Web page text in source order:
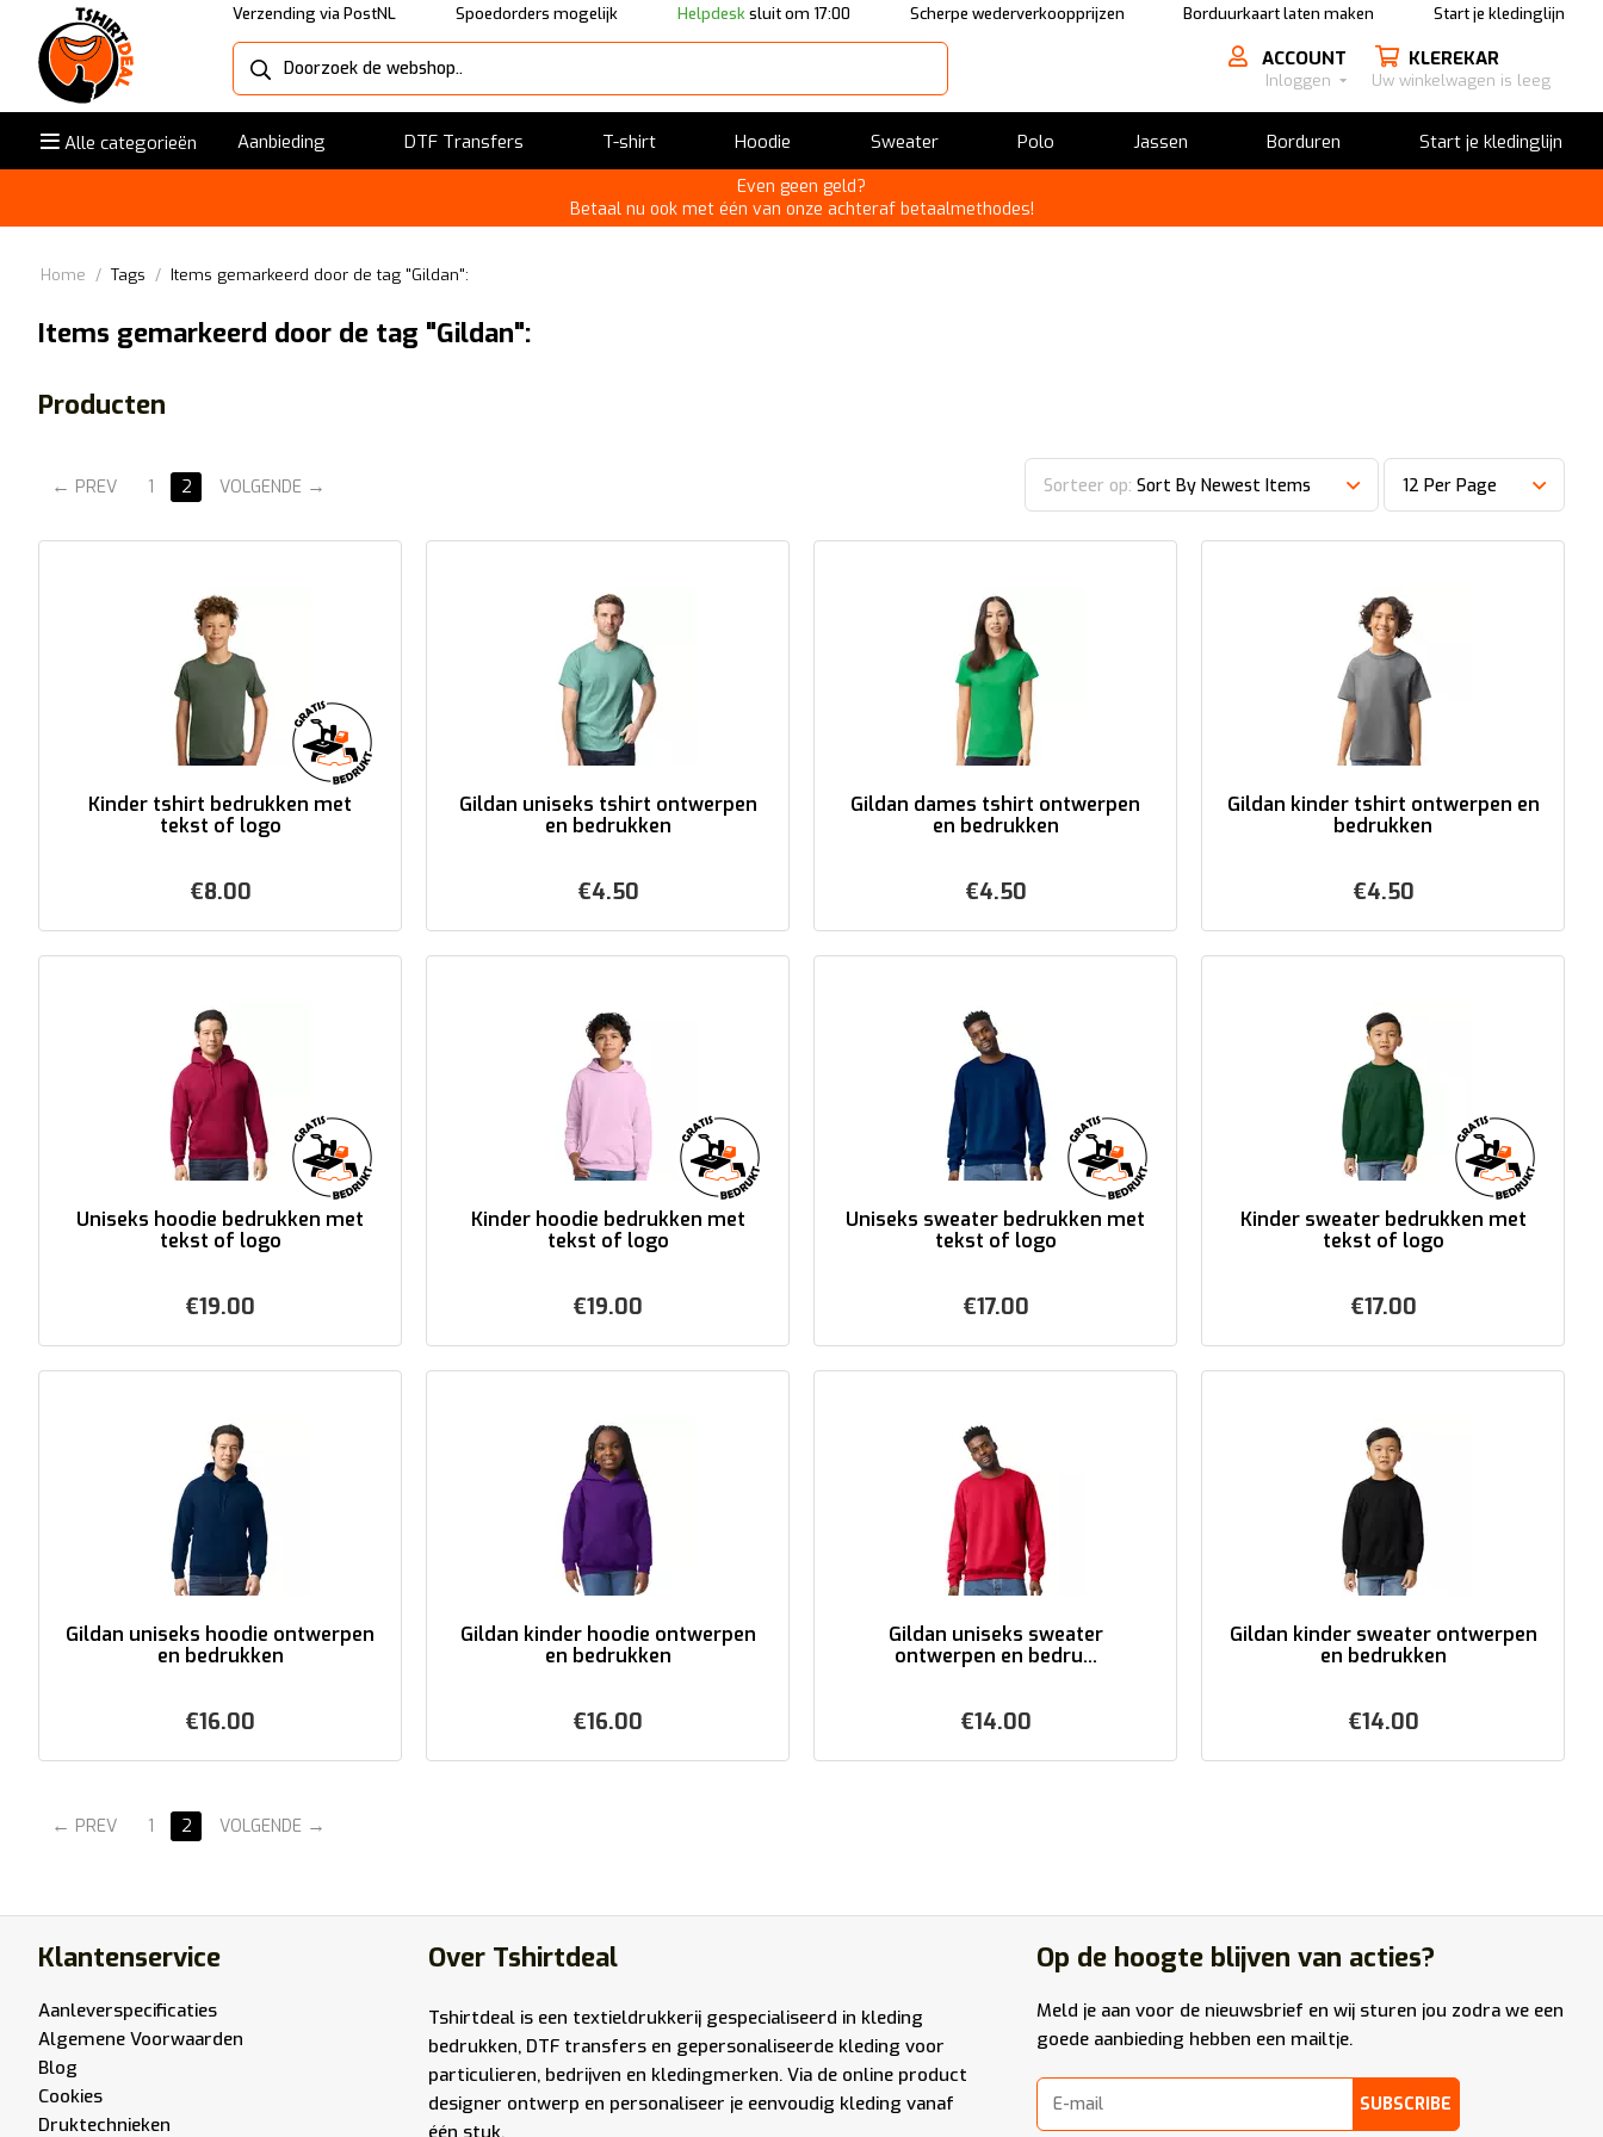
Verzending via PostNL Spoedorders mogelijk Helpdesksluit om 17:00 Scherpe wederverkoopprijzen Borduurkaart laten maken Start je kledinglijn
ACCOUNT
Inloggen
KLEREKAR
Uw winkelwagen is leeg
Alle categorieën Aanbieding DTF Transfers T-shirt Hoodie Sweater Polo Jassen Borduren Start je kledinglijn
Even geen geld?
Betaal nu ook met één van onze achteraf betaalmethodes!
Home / Tags / Items gemarkeerd door de tag "Gildan":
Items gemarkeerd door de tag "Gildan":
Producten
PREV 1 2 VOLGENDE Sorteer op: Sort By Newest Items 12 Per Page
Kinder tshirt bedrukken met
tekst of logo
€8.00
Gildan uniseks tshirt ontwerpen
en bedrukken
€4.50
Gildan dames tshirt ontwerpen
en bedrukken
€4.50
Gildan kinder tshirt ontwerpen en
bedrukken
€4.50
Uniseks hoodie bedrukken met
tekst of logo
€19.00
Kinder hoodie bedrukken met
tekst of logo
€19.00
Uniseks sweater bedrukken met
tekst of logo
€17.00
Kinder sweater bedrukken met
tekst of logo
€17.00
Gildan uniseks hoodie ontwerpen
en bedrukken
€16.00
Gildan kinder hoodie ontwerpen
en bedrukken
€16.00
Gildan uniseks sweater
ontwerpen en bedru...
€14.00
Gildan kinder sweater ontwerpen
en bedrukken
€14.00
PREV 1 2 VOLGENDE
Klantenservice
Aanleverspecificaties
Algemene Voorwaarden
Blog
Cookies
Druktechnieken
Over Tshirtdeal
Tshirtdeal is een textieldrukkerij gespecialiseerd in kleding
bedrukken, DTF transfers en gepersonaliseerde kleding voor
particulieren, bedrijven en kledingmerken. Via de online product
designer ontwerp en personaliseer je eenvoudig kleding vanaf
één stuk.
Op de hoogte blijven van acties?
Meld je aan voor de nieuwsbrief en wij sturen jou zodra we een
goede aanbieding hebben een mailtje.
SUBSCRIBE